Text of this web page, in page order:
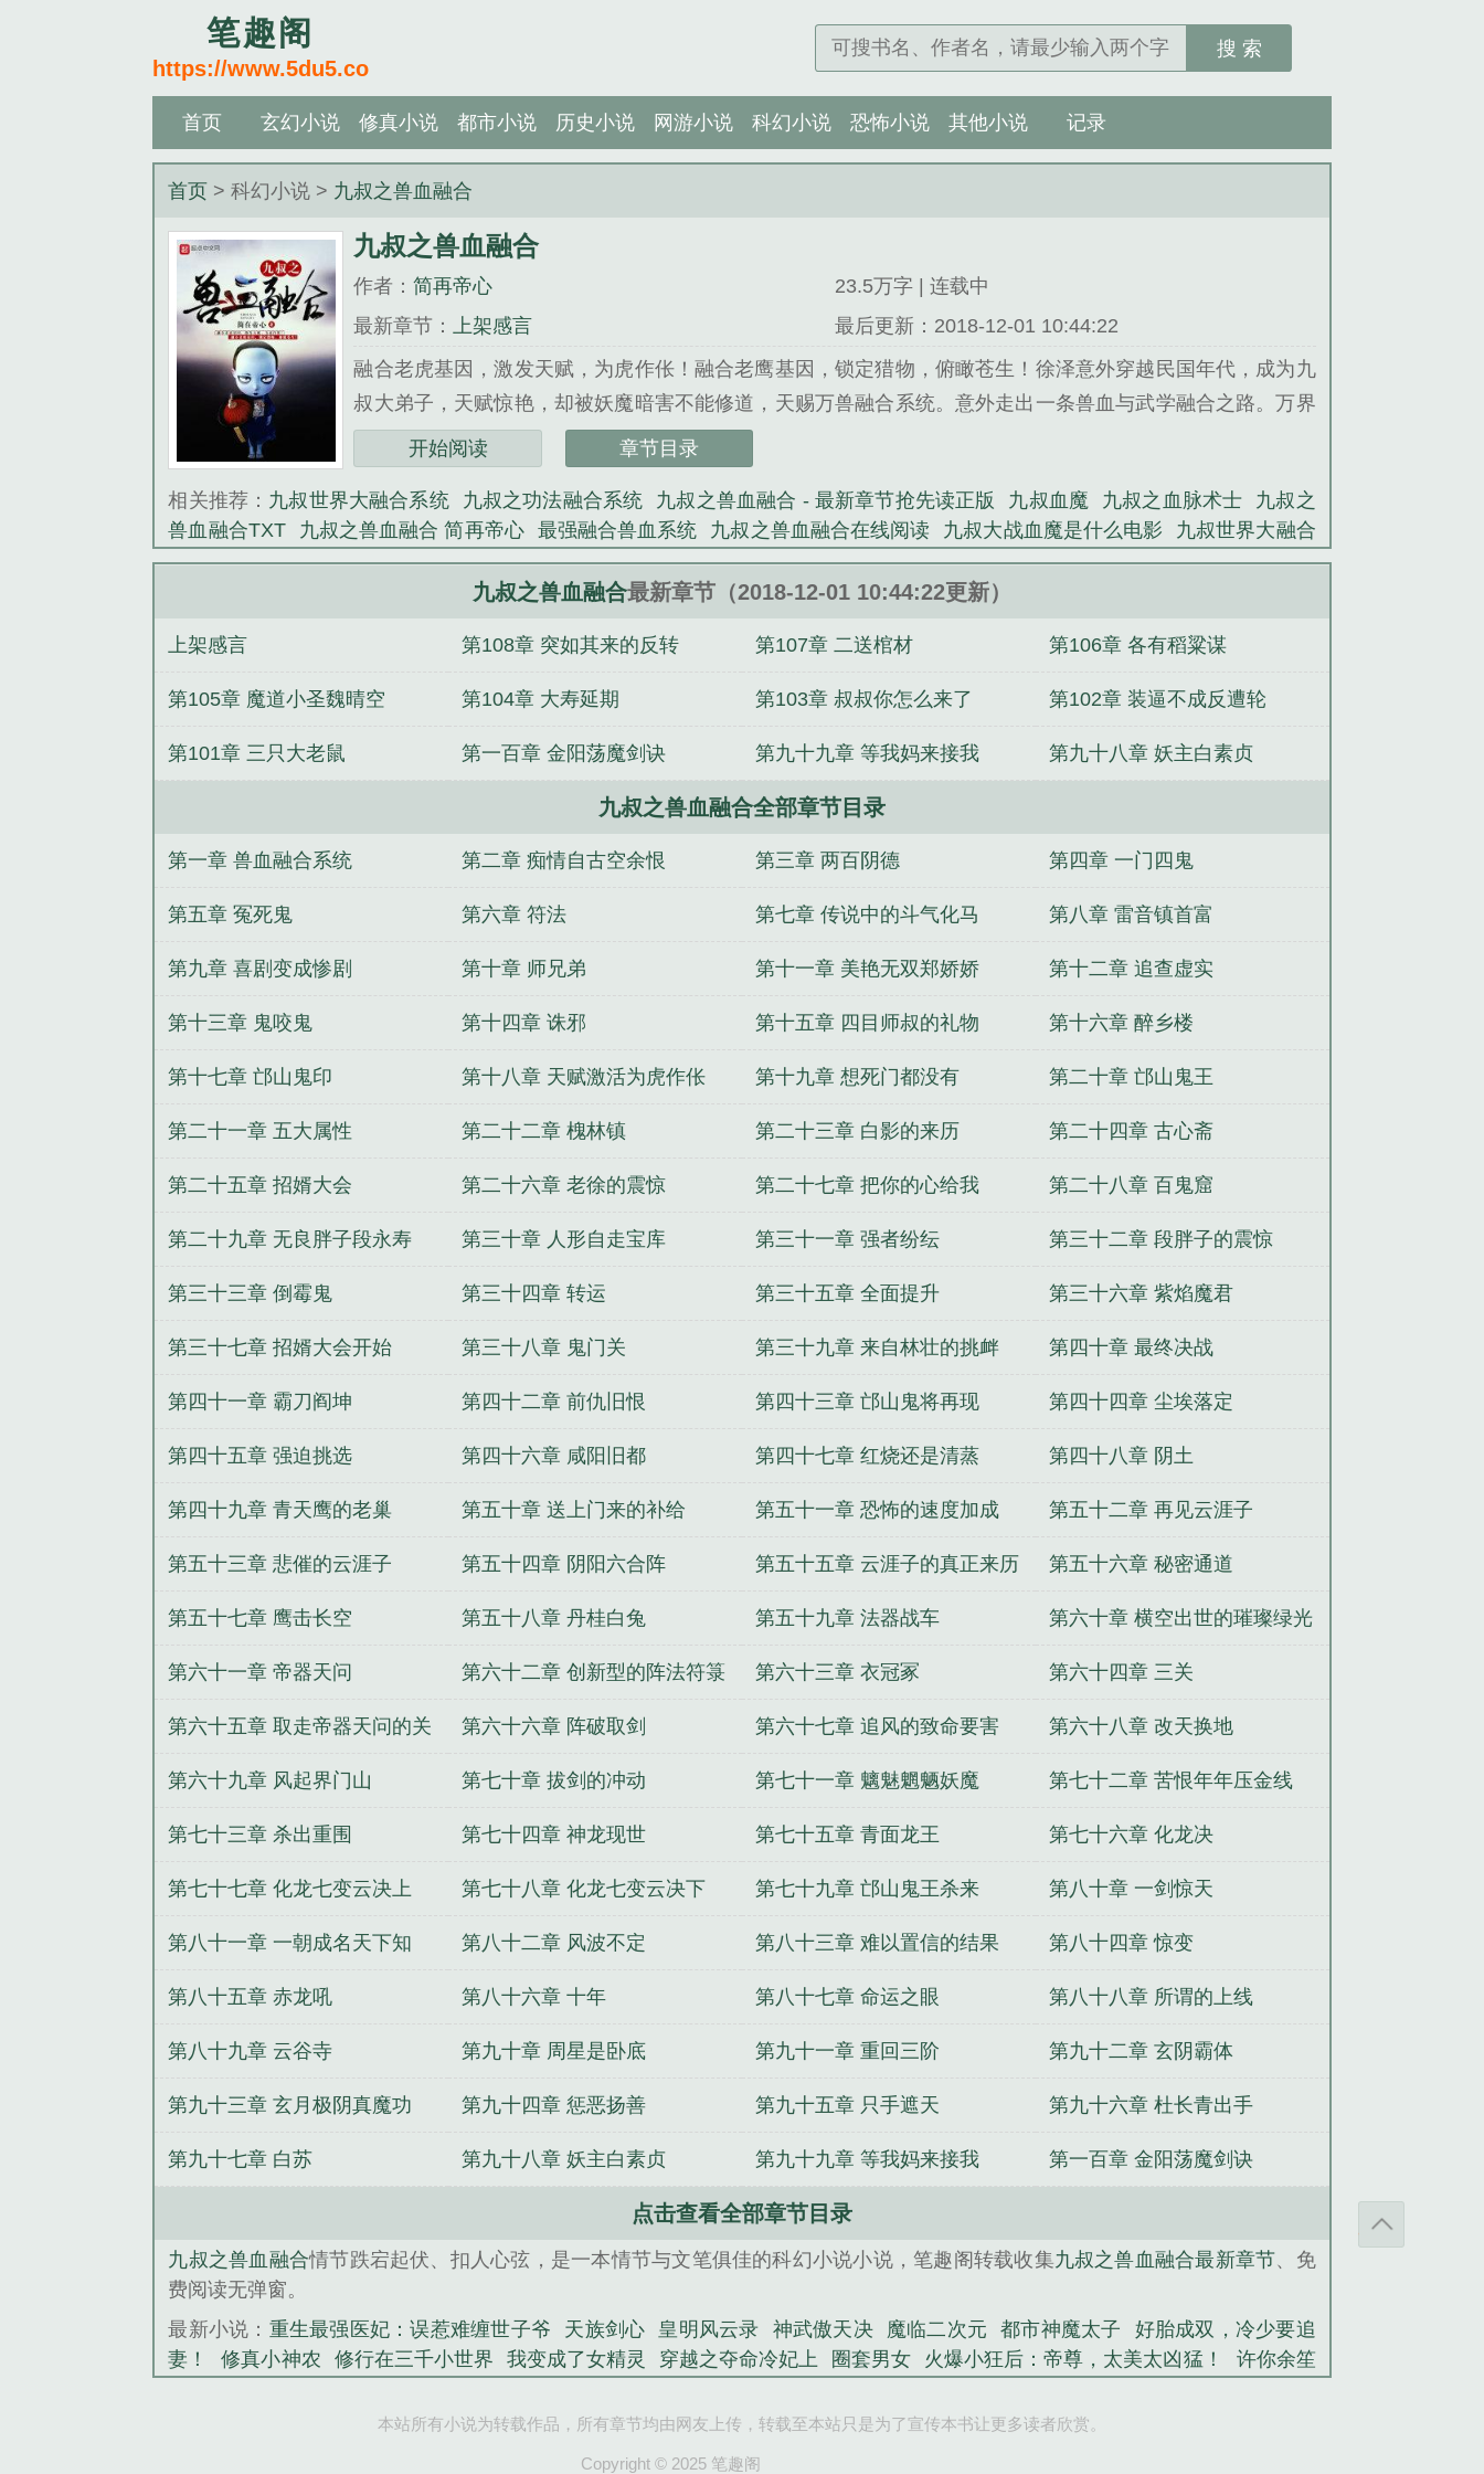
笔趣阁
https://www.5du5.co
搜 索
首页 玄幻小说 修真小说 都市小说 历史小说 网游小说 科幻小说 恐怖小说 其他小说 记录
首页 > 科幻小说 > 九叔之兽血融合
九叔之兽血融合
作者：简再帝心
23.5万字 | 连载中
最新章节：
上架感言
最后更新：2018-12-01 10:44:22
融合老虎基因，激发天赋，为虎作伥！融合老鹰基因，锁定猎物，俯瞰苍生！徐泽意外穿越民国年代，成为九
叔大弟子，天赋惊艳，却被妖魔暗害不能修道，天赐万兽融合系统。意外走出一条兽血与武学融合之路。万界
诸天。一个恐怖无敌的存在就这样诞生了！...
《九叔之兽血融合》是简再帝心精心创作的科幻小说类小说。
开始阅读 章节目录
相关推荐： 九叔世界大融合系统 九叔之功法融合系统 九叔之兽血融合 - 最新章节抢先读正版 九叔血魔 九叔之血脉术士
九叔之
兽血融合TXT
九叔之兽血融合 简再帝心 最强融合兽血系统 九叔之兽血融合在线阅读 九叔大战血魔是什么电影
九叔世界大融合
的 九叔之神打 九叔归来之血 特种兵之兽血融合 九叔之兽血融合系统 九叔之基因融合 九叔世界开局融合 九叔之变身 九叔之
拜师九叔之兽血融合 九叔之兽血融合在线观看 九叔之炼 九叔之炼蛊 九叔之神
不死魔修
好胎成双，冷少要追妻！ 魔临二次元 蜜枕甜妻：首席老公，宠翻天 穿越之夺命冷妃上
重生最强医妃：误惹难缠世子
的绝世狂兵 都市神魔太子 圈套男女 火爆小狂后：帝尊，太美太凶猛！ 我变成了女精灵 天族剑心
九叔之兽血融合最新章节（2018-12-01 10:44:22更新）
上架感言 第108章 突如其来的反转 第107章 二送棺材 第106章 各有稻粱谋
第105章 魔道小圣魏晴空 第104章 大寿延期 第103章 叔叔你怎么来了 第102章 装逼不成反遭轮
第101章 三只大老鼠 第一百章 金阳荡魔剑诀 第九十九章 等我妈来接我 第九十八章 妖主白素贞
九叔之兽血融合全部章节目录
第一章 兽血融合系统 第二章 痴情自古空余恨 第三章 两百阴德 第四章 一门四鬼
第五章 冤死鬼 第六章 符法 第七章 传说中的斗气化马 第八章 雷音镇首富
第九章 喜剧变成惨剧 第十章 师兄弟 第十一章 美艳无双郑娇娇 第十二章 追查虚实
第十三章 鬼咬鬼 第十四章 诛邪 第十五章 四目师叔的礼物 第十六章 醉乡楼
第十七章 邙山鬼印 第十八章 天赋激活为虎作伥 第十九章 想死门都没有 第二十章 邙山鬼王
第二十一章 五大属性 第二十二章 槐林镇 第二十三章 白影的来历 第二十四章 古心斋
第二十五章 招婿大会 第二十六章 老徐的震惊 第二十七章 把你的心给我 第二十八章 百鬼窟
第二十九章 无良胖子段永寿 第三十章 人形自走宝库 第三十一章 强者纷纭 第三十二章 段胖子的震惊
第三十三章 倒霉鬼 第三十四章 转运 第三十五章 全面提升 第三十六章 紫焰魔君
第三十七章 招婿大会开始 第三十八章 鬼门关 第三十九章 来自林壮的挑衅 第四十章 最终决战
第四十一章 霸刀阎坤 第四十二章 前仇旧恨 第四十三章 邙山鬼将再现 第四十四章 尘埃落定
第四十五章 强迫挑选 第四十六章 咸阳旧都 第四十七章 红烧还是清蒸 第四十八章 阴土
第四十九章 青天鹰的老巢 第五十章 送上门来的补给 第五十一章 恐怖的速度加成 第五十二章 再见云涯子
第五十三章 悲催的云涯子 第五十四章 阴阳六合阵 第五十五章 云涯子的真正来历 第五十六章 秘密通道
第五十七章 鹰击长空 第五十八章 丹桂白兔 第五十九章 法器战车 第六十章 横空出世的璀璨绿光
第六十一章 帝器天问 第六十二章 创新型的阵法符箓 第六十三章 衣冠冢 第六十四章 三关
第六十五章 取走帝器天问的关
键
第六十六章 阵破取剑 第六十七章 追风的致命要害 第六十八章 改天换地
第六十九章 风起界门山 第七十章 拔剑的冲动 第七十一章 魑魅魍魉妖魔 第七十二章 苦恨年年压金线
第七十三章 杀出重围 第七十四章 神龙现世 第七十五章 青面龙王 第七十六章 化龙决
第七十七章 化龙七变云决上 第七十八章 化龙七变云决下 第七十九章 邙山鬼王杀来 第八十章 一剑惊天
第八十一章 一朝成名天下知 第八十二章 风波不定 第八十三章 难以置信的结果 第八十四章 惊变
第八十五章 赤龙吼 第八十六章 十年 第八十七章 命运之眼 第八十八章 所谓的上线
第八十九章 云谷寺 第九十章 周星是卧底 第九十一章 重回三阶 第九十二章 玄阴霸体
第九十三章 玄月极阴真魔功 第九十四章 惩恶扬善 第九十五章 只手遮天 第九十六章 杜长青出手
第九十七章 白苏 第九十八章 妖主白素贞 第九十九章 等我妈来接我 第一百章 金阳荡魔剑诀
点击查看全部章节目录
九叔之兽血融合情节跌宕起伏、扣人心弦，是一本情节与文笔俱佳的科幻小说小说，笔趣阁转载收集九叔之兽血融合最新章节、免
费阅读无弹窗。
最新小说： 重生最强医妃：误惹难缠世子爷 天族剑心 皇明风云录 神武傲天决 魔临二次元 都市神魔太子
好胎成双，冷少要追
妻！
修真小神农 修行在三千小世界 我变成了女精灵 穿越之夺命冷妃上 圈套男女 火爆小狂后：帝尊，太美太凶猛！
许你余笙
本站所有小说为转载作品，所有章节均由网友上传，转载至本站只是为了宣传本书让更多读者欣赏。
Copyright © 2025 笔趣阁